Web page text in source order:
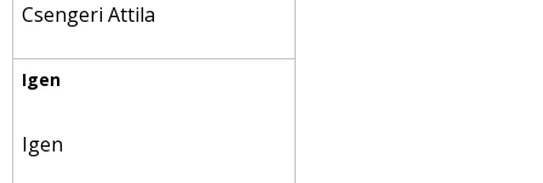
Csengeri Attila
Igen